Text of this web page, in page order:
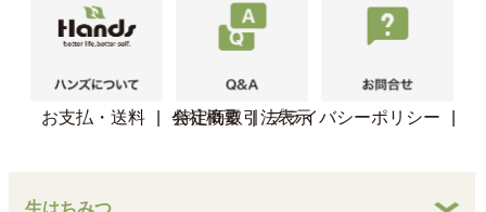
お支払・送料 会社概要 プライバシーポリシー
特定商取引法表示